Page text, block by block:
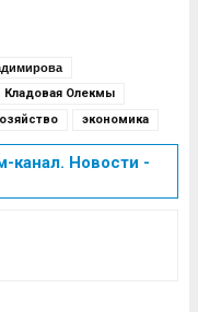
Кладовая Олекмы
экономика
канал. Новости -